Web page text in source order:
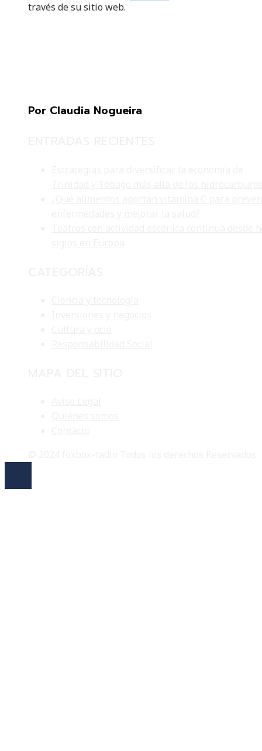
través de su sitio web.
Por Claudia Nogueira